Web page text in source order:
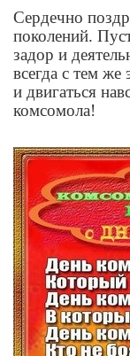
Сердечно
поколений.
задор и
всегда с тем же
и двигаться
комсомола!